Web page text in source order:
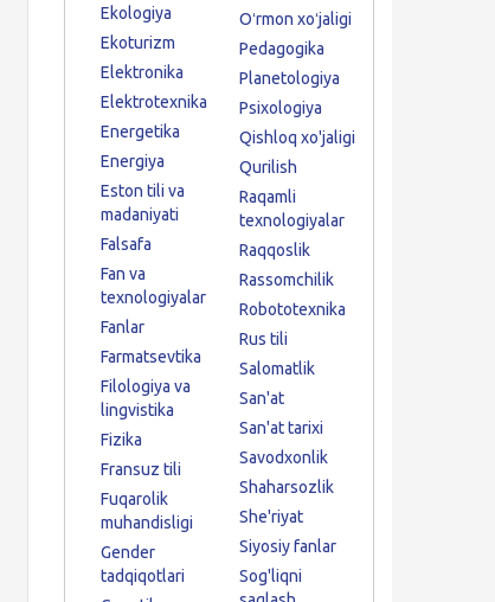
Ekologiya
Ekoturizm
Elektronika
Elektrotexnika
Energetika
Energiya
Eston tili va
madaniyati
Falsafa
Fan va
texnologiyalar
Fanlar
Farmatsevtika
Filologiya va
lingvistika
Fizika
Fransuz tili
Fuqarolik
muhandisligi
Gender
tadqiqotlari
Oʻrmon xoʻjaligi
Pedagogika
Planetologiya
Psixologiya
Qishloq xo'jaligi
Qurilish
Raqamli
texnologiyalar
Raqqoslik
Rassomchilik
Robototexnika
Rus tili
Salomatlik
San'at
San'at tarixi
Savodxonlik
Shaharsozlik
She'riyat
Siyosiy fanlar
Sog'liqni